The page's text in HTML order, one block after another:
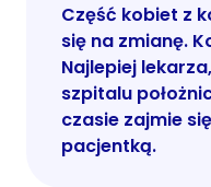
Część kobiet z
się na zmianę.
Najlepiej
szpitalu
czasie zajmie
pacjentką.